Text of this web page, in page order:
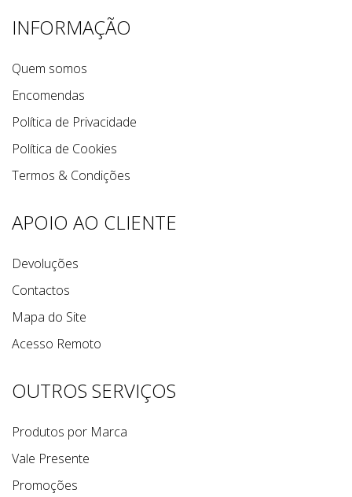
INFORMAÇÃO
Quem somos
Encomendas
Política de Privacidade
Política de Cookies
Termos & Condições
APOIO AO CLIENTE
Devoluções
Contactos
Mapa do Site
Acesso Remoto
OUTROS SERVIÇOS
Produtos por Marca
Vale Presente
Promoções